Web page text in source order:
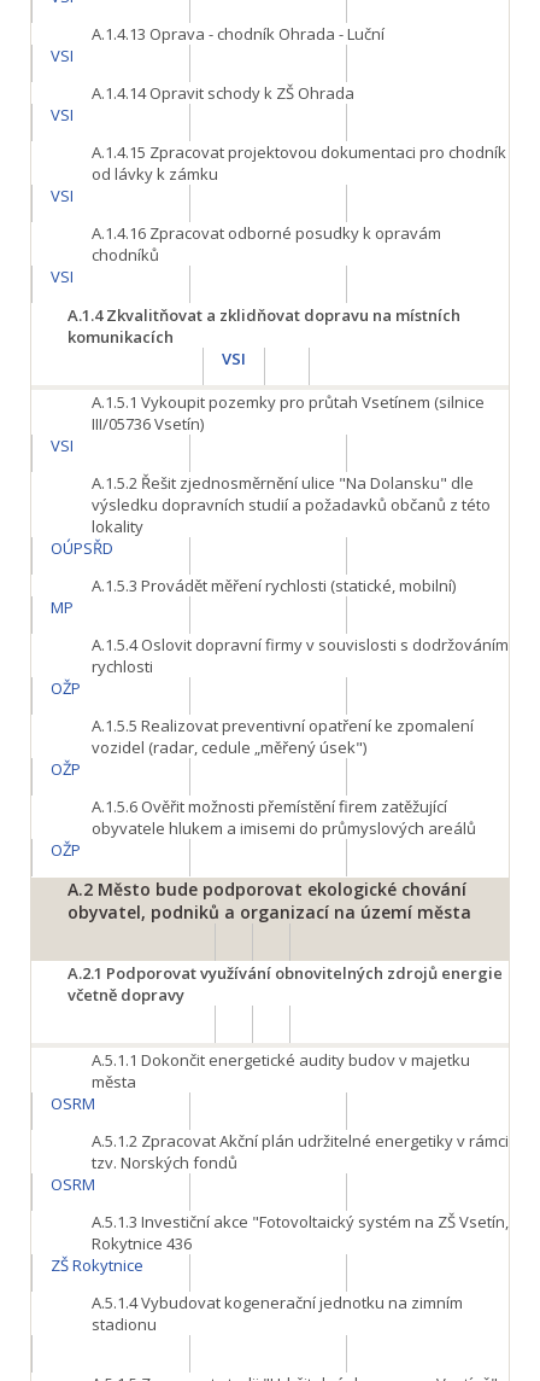
A.1.4.13 Oprava - chodník Ohrada - Luční
VSI
A.1.4.14Opravit schody k ZŠ Ohrada
VSI
A.1.4.15 Zpracovat projektovou dokumentaci pro chodník
od lávky k zámku
VSI
A.1.4.16 Zpracovat odborné posudky k opravám
chodníků
VSI
A.1.4Zkvalitňovat a zklidňovat dopravu na místních
komunikacích
VSI
A.1.5.1 Vykoupit pozemky pro průtah Vsetínem (silnice
III/05736 Vsetín)
VSI
A.1.5.2 Řešit zjednosměrnění ulice "Na Dolansku" dle
výsledku dopravních studií a požadavků občanů z této
lokality
OÚPSŘD
A.1.5.3 Provádět měření rychlosti (statické, mobilní)
MP
A.1.5.4Oslovit dopravní firmy v souvislosti s dodržováním
rychlosti
OŽP
A.1.5.5 Realizovat preventivní opatření ke zpomalení
vozidel (radar, cedule „měřený úsek")
OŽP
A.1.5.6 Ověřit možnosti přemístění firem zatěžující
obyvatele hlukem a imisemi do průmyslových areálů
OŽP
A.2 Město bude podporovat ekologické chování
obyvatel, podniků a organizací na území města
A.2.1 Podporovat využívání obnovitelných zdrojů energie
včetně dopravy
A.5.1.1 Dokončit energetické audity budov v majetku
města
OSRM
A.5.1.2 Zpracovat Akční plán udržitelné energetiky v rámci
tzv. Norských fondů
OSRM
A.5.1.3 Investiční akce "Fotovoltaický systém na ZŠ Vsetín,
Rokytnice 436
ZŠ Rokytnice
A.5.1.4Vybudovat kogenerační jednotku na zimním
stadionu